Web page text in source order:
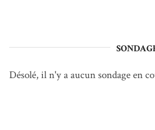
Désolé, il n'y a aucun sondage en